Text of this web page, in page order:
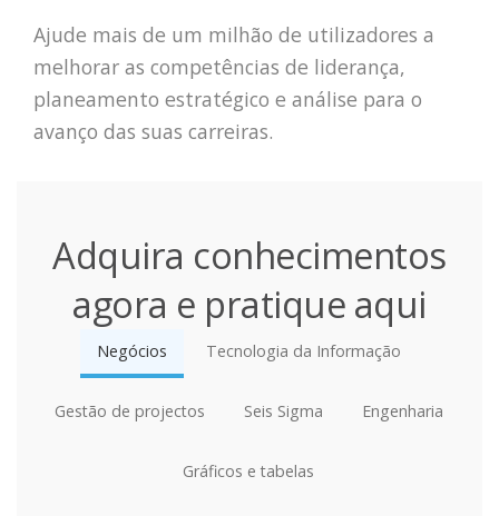
Ajude mais de um milhão de utilizadores a
melhorar as competências de liderança,
planeamento estratégico e análise para o
avanço das suas carreiras.
Adquira conhecimentos
agora e pratique aqui
Negócios Tecnologia da Informação
Gestão de projectos Seis Sigma Engenharia
Gráficos e tabelas